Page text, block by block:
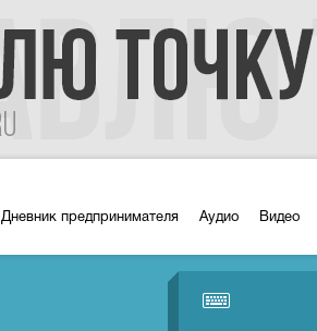
Дневник предпринимателя Аудио Видео